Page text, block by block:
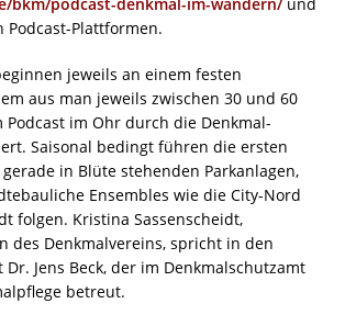
Podcast-Plattformen.
jeweils an einem festen
aus man jeweils zwischen 30 und 60
im Ohr durch die Denkmal-
Saisonal bedingt führen die ersten
in Blüte stehenden Parkanlagen,
Ensembles wie die City-Nord
folgen. Kristina Sassenscheidt,
des Denkmalvereins, spricht in den
Jens Beck, der im Denkmalschutzamt
betreut.